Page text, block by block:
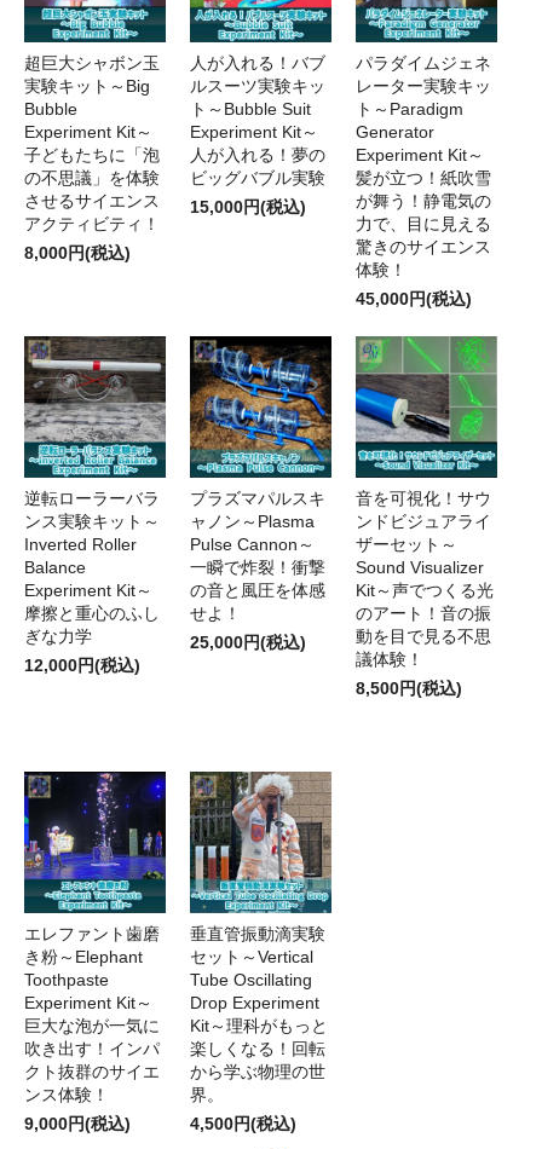
超巨大シャボン玉
実験キット～Big
Bubble
Experiment Kit～
子どもたちに「泡
の不思議」を体験
させるサイエンス
アクティビティ！
8,000円(税込)
人が入れる！バブ
ルスーツ実験キッ
ト～Bubble Suit
Experiment Kit～
人が入れる！夢の
ビッグバブル実験
15,000円(税込)
パラダイムジェネ
レーター実験キッ
ト～Paradigm
Generator
Experiment Kit～
髪が立つ！紙吹雪
が舞う！静電気の
力で、目に見える
驚きのサイエンス
体験！
45,000円(税込)
逆転ローラーバラ
ンス実験キット～
Inverted Roller
Balance
Experiment Kit～
摩擦と重心のふし
ぎな力学
12,000円(税込)
プラズマパルスキ
ャノン～Plasma
Pulse Cannon～
一瞬で炸裂！衝撃
の音と風圧を体感
せよ！
25,000円(税込)
音を可視化！サウ
ンドビジュアライ
ザーセット～
Sound Visualizer
Kit～声でつくる光
のアート！音の振
動を目で見る不思
議体験！
8,500円(税込)
エレファント歯磨
き粉～Elephant
Toothpaste
Experiment Kit～
巨大な泡が一気に
吹き出す！インパ
クト抜群のサイエ
ンス体験！
9,000円(税込)
垂直管振動滴実験
セット～Vertical
Tube Oscillating
Drop Experiment
Kit～理科がもっと
楽しくなる！回転
から学ぶ物理の世
界。
4,500円(税込)